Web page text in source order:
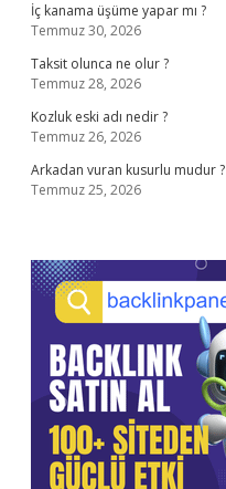
İç kanama üşüme yapar mı ?
Temmuz 30, 2026
Taksit olunca ne olur ?
Temmuz 28, 2026
Kozluk eski adı nedir ?
Temmuz 26, 2026
Arkadan vuran kusurlu mudur ?
Temmuz 25, 2026